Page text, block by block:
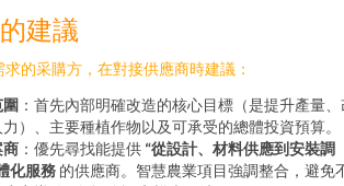
建議
的采購方，在對接供應商時建議：
：首先內部明確改造的核心目標（是提升產量
）、主要種植作物以及可承受的總體投資預算。
商 ：優先尋找能提供 “從設計、材料供應到安裝調
化服務 的供應商。智慧農業項目強調整合，避免